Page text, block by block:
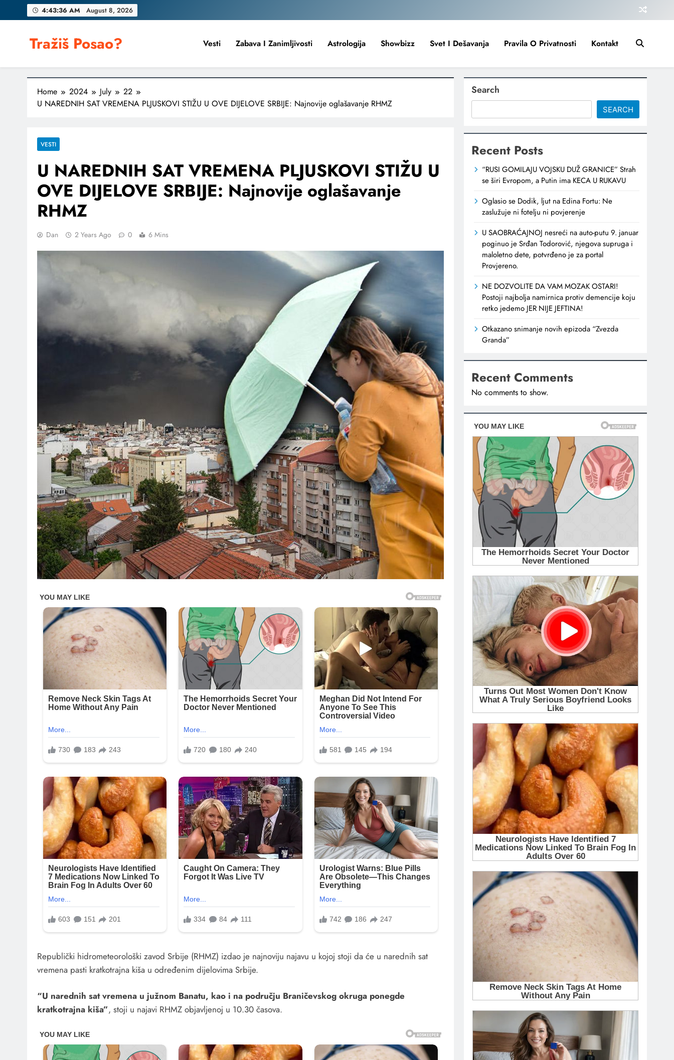
to
4:43:37 AM August 8, 2026
Tražiš Posao? Vesti Zabava I Zanimljivosti Astrologija Showbizz Svet I Dešavanja Pravila O Privatnosti Kontakt
Home 2024 July
22
U NAREDNIH SAT VREMENA PLJUSKOVI STIŽU U OVE DIJELOVE SRBIJE: Najnovije oglašavanje RHMZ
VESTI
U NAREDNIH SAT VREMENA PLJUSKOVI STIŽU U
OVE DIJELOVE SRBIJE: Najnovije oglašavanje
RHMZ
Dan 2 Years Ago 0 6 Mins
Republički hidrometeorološki zavod Srbije (RHMZ) izdao je najnoviju najavu u kojoj stoji da će u narednih sat
vremena pasti kratkotrajna kiša u određenim dijelovima Srbije.
“U narednih sat vremena u južnom Banatu, kao i na području Braničevskog okruga ponegde
kratkotrajna kiša”, stoji u najavi RHMZ objavljenoj u 10.30 časova.
Search
SEARCH
Recent Posts
“RUSI GOMILAJU VOJSKU DUŽ GRANICE” Strah
se širi Evropom, a Putin ima KECA U RUKAVU
Oglasio se Dodik, ljut na Edina Fortu: Ne
zaslužuje ni fotelju ni povjerenje
U SAOBRAĆAJNOJ nesreći na auto-putu 9. januar
poginuo je Srđan Todorović, njegova supruga i
maloletno dete, potvrđeno je za portal
Provjereno.
NE DOZVOLITE DA VAM MOZAK OSTARI!
Postoji najbolja namirnica protiv demencije koju
retko jedemo JER NIJE JEFTINA!
Otkazano snimanje novih epizoda “Zvezda
Granda”
Recent Comments
No comments to show.